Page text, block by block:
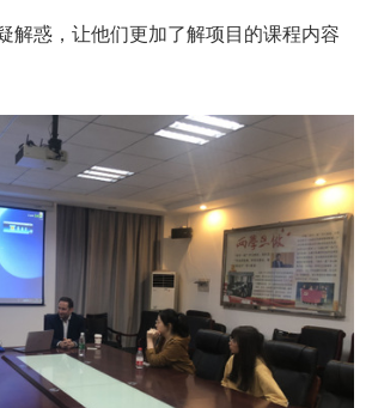
解惑，让他们更加了解项目的课程内容